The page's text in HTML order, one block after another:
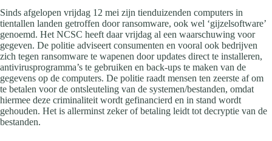
Sinds afgelopen vrijdag 12 mei zijn tienduizenden computers in
tientallen landen getroffen door ransomware, ook wel ‘gijzelsoftware’
genoemd. Het NCSC heeft daar vrijdag al een waarschuwing voor
gegeven. De politie adviseert consumenten en vooral ook bedrijven
zich tegen ransomware te wapenen door updates direct te installeren,
antivirusprogramma’s te gebruiken en back-ups te maken van de
gegevens op de computers. De politie raadt mensen ten zeerste af om
te betalen voor de ontsleuteling van de systemen/bestanden, omdat
hiermee deze criminaliteit wordt gefinancierd en in stand wordt
gehouden. Het is allerminst zeker of betaling leidt tot decryptie van de
bestanden.